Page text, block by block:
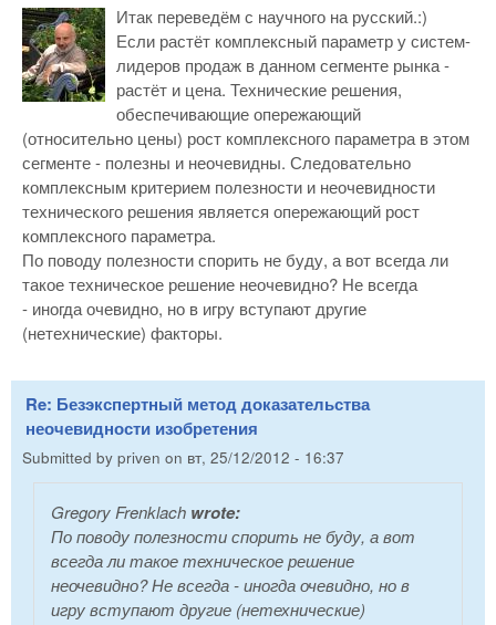
Итак переведём с научного на русский.:)
Если растёт комплексный параметр у систем-
лидеров продаж в данном сегменте рынка -
растёт и цена. Технические решения,
обеспечивающие опережающий
(относительно цены) рост комплексного параметра в этом
сегменте - полезны и неочевидны. Следовательно
комплексным критерием полезности и неочевидности
технического решения является опережающий рост
комплексного параметра.
По поводу полезности спорить не буду, а вот всегда ли
такое техническое решение неочевидно? Не всегда
- иногда очевидно, но в игру вступают другие
(нетехнические) факторы.
Re: Безэкспертный метод доказательства
неочевидности изобретения
Submitted by priven on вт, 25/12/2012 - 16:37
Gregory Frenklach wrote:
По поводу полезности спорить не буду, а вот
всегда ли такое техническое решение
неочевидно? Не всегда - иногда очевидно, но в
игру вступают другие (нетехнические)